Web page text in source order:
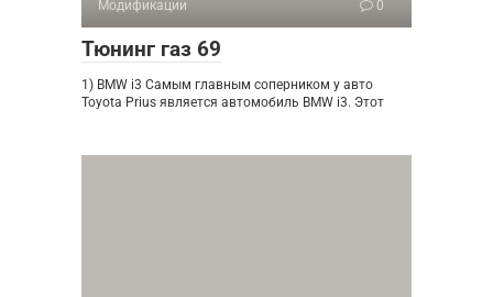
Модификации 0
Тюнинг газ 69
1) BMW i3 Самым главным соперником у авто
Toyota Prius является автомобиль BMW i3. Этот